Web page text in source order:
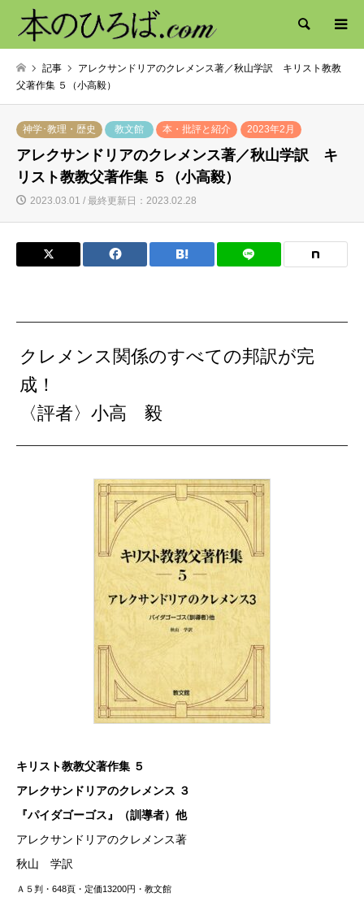
検索
記事
アレクサンドリアのクレメンス著／秋山学訳 キリスト教教
父著作集 ５（小高毅）
神学･教理・歴史 教文館 本・批評と紹介 2023年2月
アレクサンドリアのクレメンス著／秋山学訳 キ
リスト教教父著作集 ５（小高毅）
2023.03.01 / 最終更新日：2023.02.28
クレメンス関係のすべての邦訳が完
成！
〈評者〉小高 毅
キリスト教教父著作集 ５
アレクサンドリアのクレメンス ３
『パイダゴーゴス』（訓導者）他
アレクサンドリアのクレメンス著
秋山 学訳
Ａ５判・648頁・定価13200円・教文館